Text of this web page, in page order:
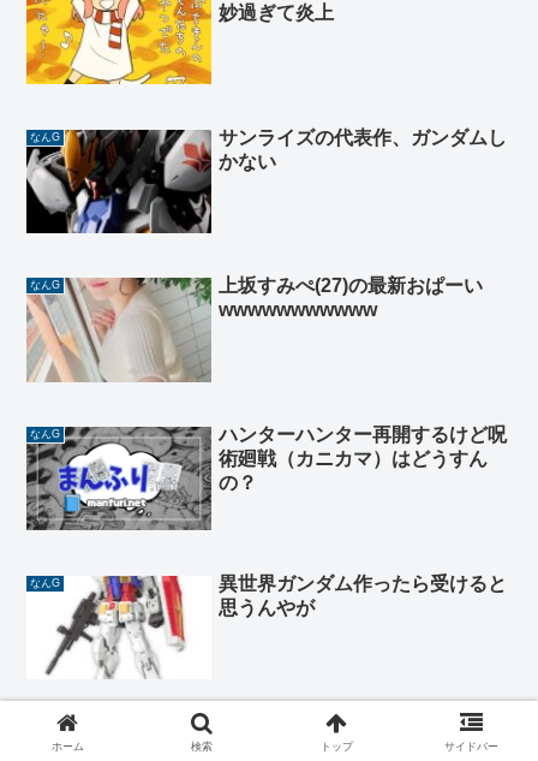
妙過ぎて炎上
なんG
サンライズの代表作、ガンダムし
かない
なんG
上坂すみぺ(27)の最新おぱーい
wwwwwwwwwww
なんG
ハンターハンター再開するけど呪
術廻戦（カニカマ）はどうすん
の？
なんG
異世界ガンダム作ったら受けると
思うんやが
なんG
声優の大塚芳忠に対するマジで正
直なイメージ
ホーム 検索 トップ サイドバー